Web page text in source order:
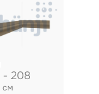
- 208
см